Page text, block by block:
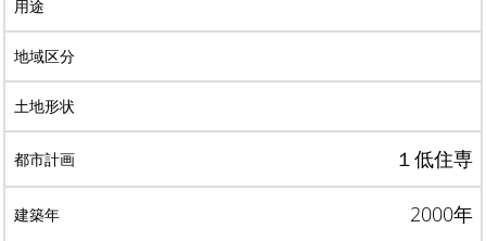
１低住専
2000年